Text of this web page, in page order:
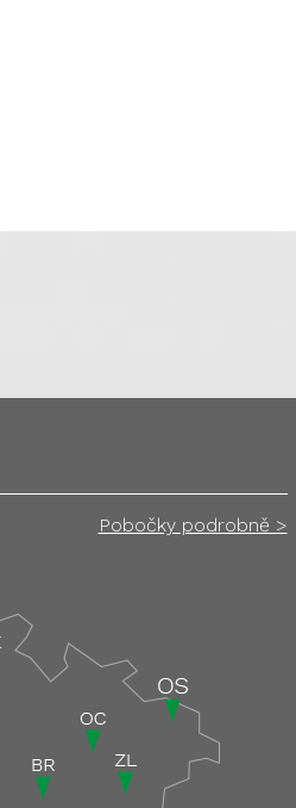
Pobočky podrobně >